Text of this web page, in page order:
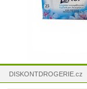
DISKONTDROGERIE.cz